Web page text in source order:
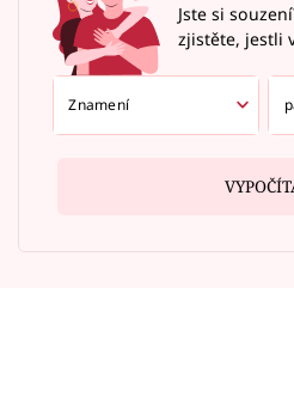
Jste si
zjistěte, jestli